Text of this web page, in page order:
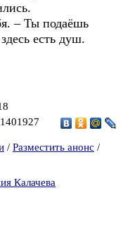
– Ты подаёшь
есть душ.
/ Разместить анонс /
Калачева